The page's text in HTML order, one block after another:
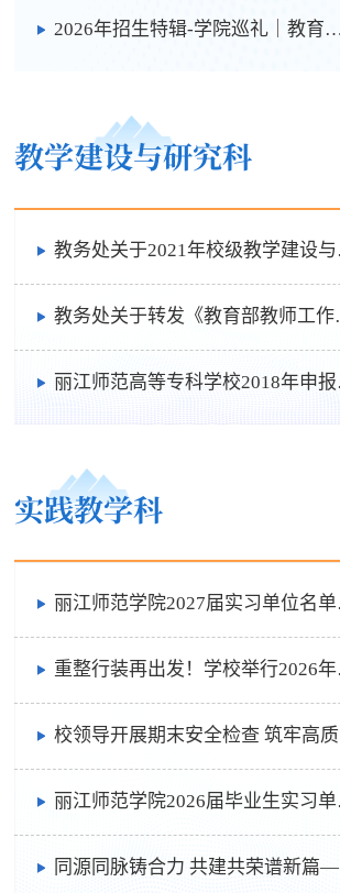
2026年招生特辑-学院巡礼｜教育科学学院
教学建设与研究科
教务处关于2021年校级教学建设与改革项目申报工作的通知
教务处关于转发《教育部教师工作司关于遴选第二批国家级职业教育教师教学创新团队》的通知
丽江师范高等专科学校2018年申报教学成果奖一览表
实践教学科
丽江师范学院2027届实习单位名单（第一批）
重整行装再出发！学校举行2026年春季学期体育美育浸润行动计划出征仪式
校领导开展期末安全检查 筑牢高质量发展根基
丽江师范学院2026届毕业生实习单位名单（第五批）
同源同脉铸合力 共建共荣谱新篇——丽江师范学院附属中学揭牌仪式在丽江市第一高级中学举行